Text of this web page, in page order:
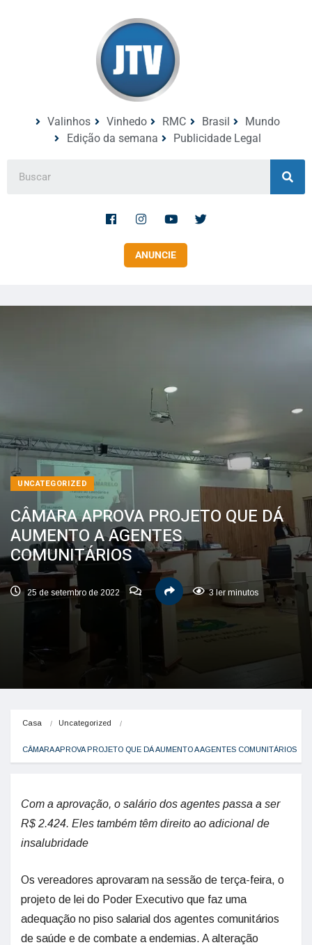
Valinhos Vinhedo RMC Brasil
Mundo
Edição da semana
Publicidade Legal
ANUNCIE
UNCATEGORIZED
CÂMARA APROVA PROJETO QUE DÁ
AUMENTO A AGENTES
COMUNITÁRIOS
25 de setembro de 2022 3 ler minutos
Casa Uncategorized
CÂMARA APROVA PROJETO QUE DÁ AUMENTO A AGENTES COMUNITÁRIOS
Com a aprovação, o salário dos agentes passa a ser
R$ 2.424. Eles também têm direito ao adicional de
insalubridade
Os vereadores aprovaram na sessão de terça-feira, o
projeto de lei do Poder Executivo que faz uma
adequação no piso salarial dos agentes comunitários
de saúde e de combate a endemias. A alteração